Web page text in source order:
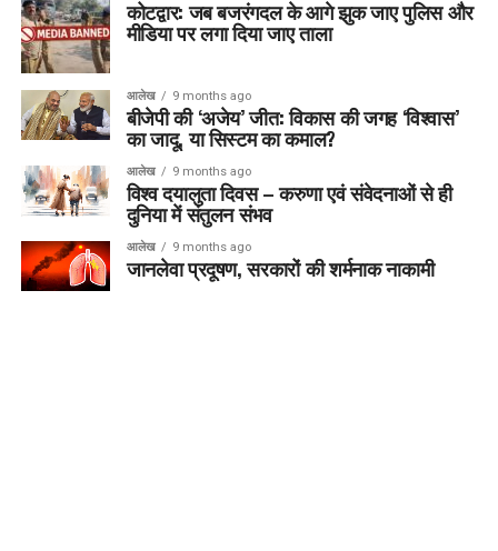
कोटद्वार: जब बजरंगदल के आगे झुक जाए पुलिस और
मीडिया पर लगा दिया जाए ताला
आलेख 9 months ago
बीजेपी की ‘अजेय’ जीत: विकास की जगह ‘विश्वास’
का जादू, या सिस्टम का कमाल?
आलेख 9 months ago
विश्व दयालुता दिवस – करुणा एवं संवेदनाओं से ही
दुनिया में संतुलन संभव
आलेख 9 months ago
जानलेवा प्रदूषण, सरकारों की शर्मनाक नाकामी